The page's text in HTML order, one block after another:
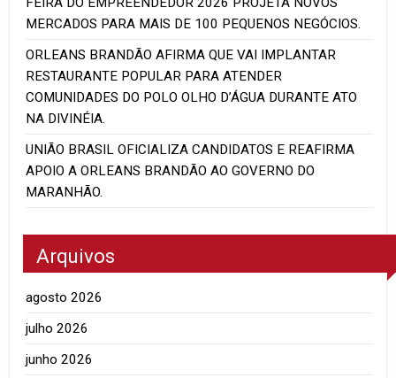
MERCADOS PARA MAIS DE 100 PEQUENOS NEGÓCIOS.
ORLEANS BRANDÃO AFIRMA QUE VAI IMPLANTAR
RESTAURANTE POPULAR PARA ATENDER
COMUNIDADES DO POLO OLHO D’ÁGUA DURANTE ATO
NA DIVINÉIA.
UNIÃO BRASIL OFICIALIZA CANDIDATOS E REAFIRMA
APOIO A ORLEANS BRANDÃO AO GOVERNO DO
MARANHÃO.
Arquivos
agosto 2026
julho 2026
junho 2026